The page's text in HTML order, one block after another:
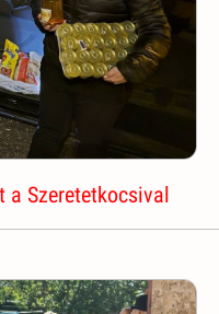
Szeretetkocsival